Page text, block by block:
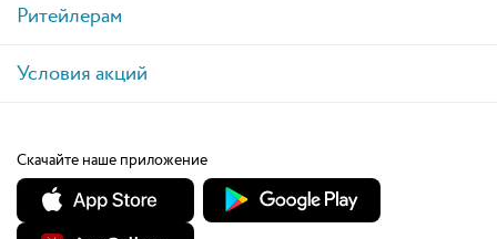
Ритейлерам
Условия акций
Скачайте наше приложение